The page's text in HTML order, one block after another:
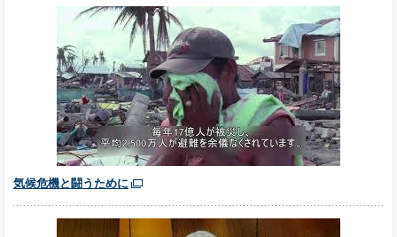
気候危機と闘うために